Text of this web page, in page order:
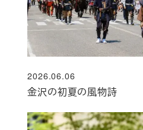
金沢の初夏の風物詩
投稿日
2026.06.06